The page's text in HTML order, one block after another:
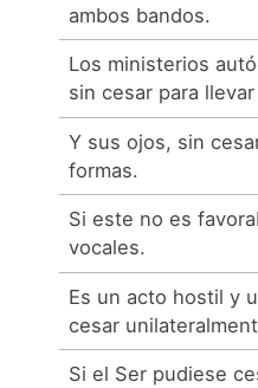
ambos bandos.
Los ministerios
sin cesar para
Y sus ojos, sin
formas.
Si este no es
vocales.
Es un acto hostil y
cesar
Si el Ser pudiese